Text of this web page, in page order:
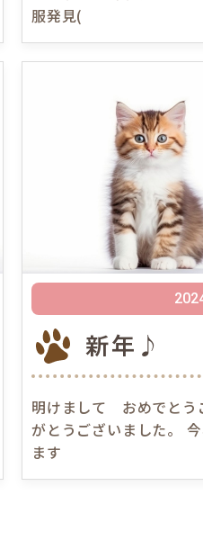
服発見(
新年♪
明けまして おめでとう
がとうございました。
ます